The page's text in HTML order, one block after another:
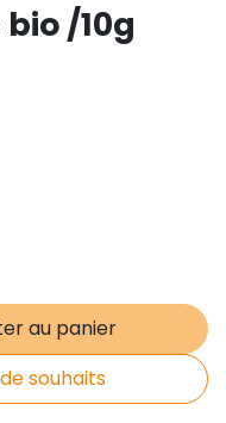
/10g
au panier
souhaits